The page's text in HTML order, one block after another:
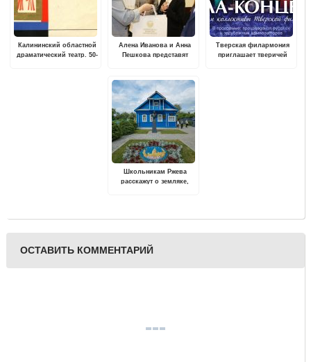
Калининский областной
драматический театр. 50-
Алена Иванова и Анна
Пешкова представят
олимпиады
Тверская филармония
приглашает тверичей
Школьникам Ржева
расскажут о земляке,
ОСТАВИТЬ КОММЕНТАРИЙ